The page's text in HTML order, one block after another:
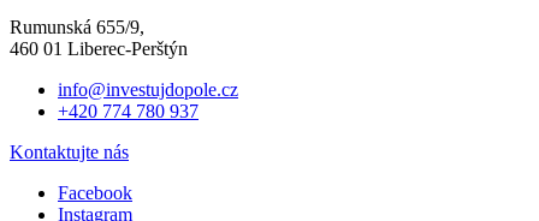
Rumunská 655/9,
460 01 Liberec-Perštýn
info@investujdopole.cz
+420 774 780 937
Kontaktujte nás
Facebook
Instagram